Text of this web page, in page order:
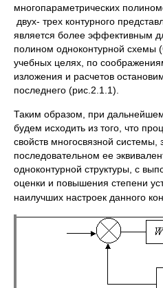
многопараметрических
двух- трех контурного
является более эффективным
полином одноконтурной схемы
учебных целях, по
изложения и расчетов
последнего (рис.2.1.1).
Таким образом, при
будем исходить из того, что
свойств многосвязной системы,
последовательном ее
одноконтурной структуры, с
оценки и повышения степени
наилучших настроек данного